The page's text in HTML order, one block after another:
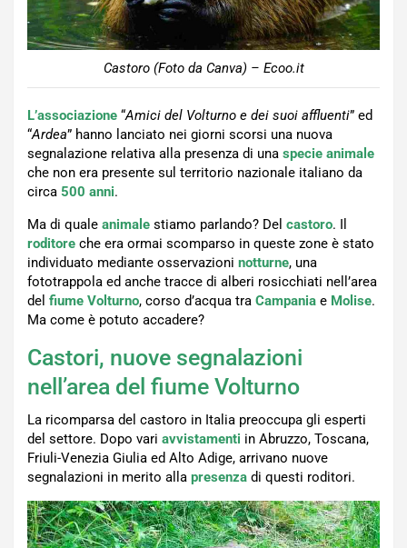
Castoro (Foto da Canva) – Ecoo.it
L’associazione “Amici del Volturno e dei suoi affluenti” ed
“Ardea” hanno lanciato nei giorni scorsi una nuova
segnalazione relativa alla presenza di una specie animale
che non era presente sul territorio nazionale italiano da
circa 500 anni.
Ma di quale animale stiamo parlando? Del castoro. Il
roditore che era ormai scomparso in queste zone è stato
individuato mediante osservazioni notturne, una
fototrappola ed anche tracce di alberi rosicchiati nell’area
del fiume Volturno, corso d’acqua tra Campania e Molise.
Ma come è potuto accadere?
Castori, nuove segnalazioni
nell’area del fiume Volturno
La ricomparsa del castoro in Italia preoccupa gli esperti
del settore. Dopo vari avvistamenti in Abruzzo, Toscana,
Friuli-Venezia Giulia ed Alto Adige, arrivano nuove
segnalazioni in merito alla presenza di questi roditori.